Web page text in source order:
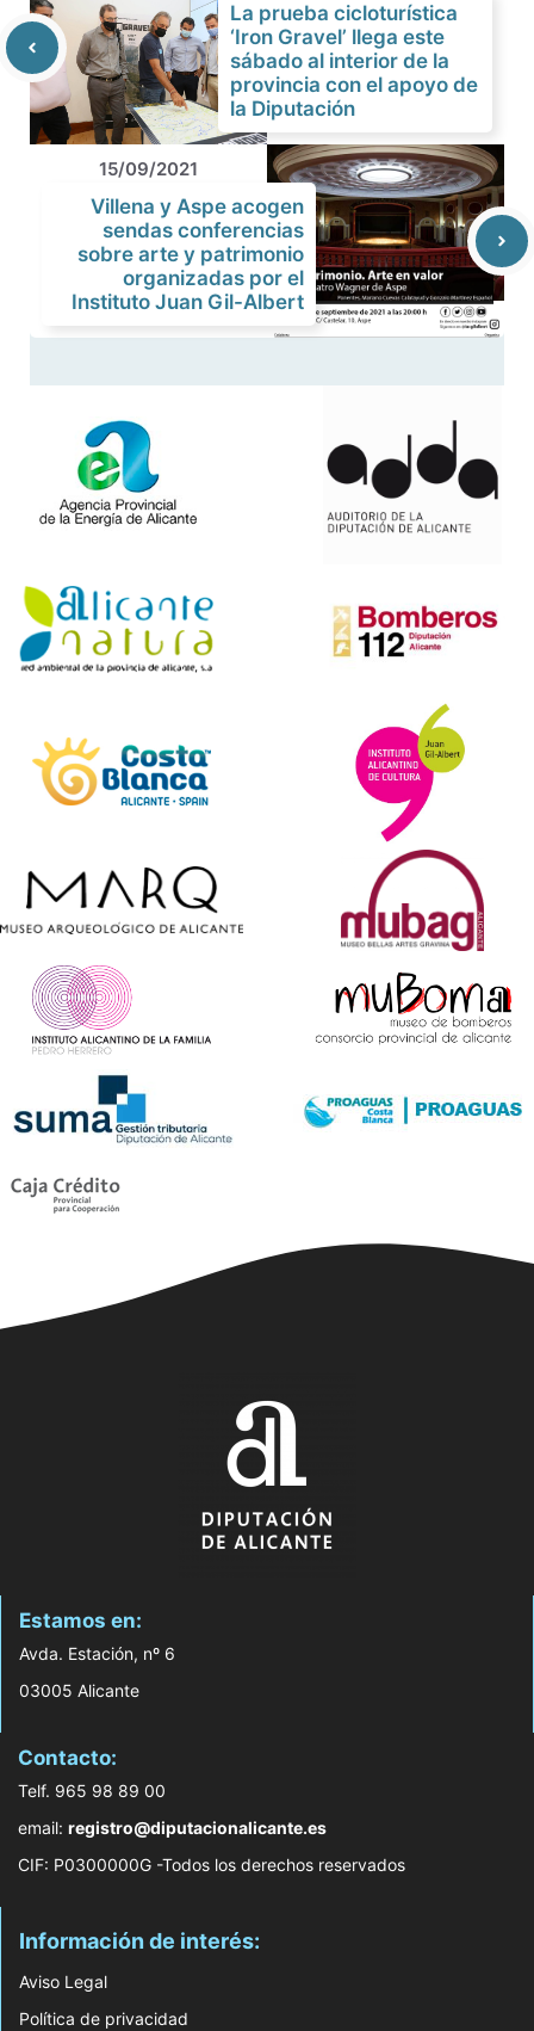
La prueba cicloturística
‘Iron Gravel’ llega este
sábado al interior de la
provincia con el apoyo de
la Diputación
15/09/2021
Villena y Aspe acogen
sendas conferencias
sobre arte y patrimonio
organizadas por el
Instituto Juan Gil-Albert
Estamos en:
Avda. Estación, nº 6
03005 Alicante
Contacto:
Telf. 965 98 89 00
email: registro@diputacionalicante.es
CIF: P0300000G -Todos los derechos reservados
Información de interés:
Aviso Legal
Política de privacidad